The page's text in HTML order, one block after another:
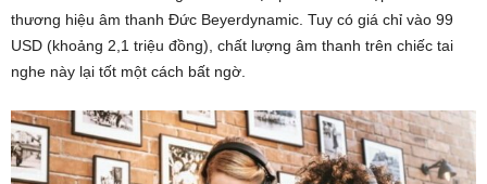
thương hiệu âm thanh Đức Beyerdynamic. Tuy có giá chỉ vào 99
USD (khoảng 2,1 triệu đồng), chất lượng âm thanh trên chiếc tai
nghe này lại tốt một cách bất ngờ.